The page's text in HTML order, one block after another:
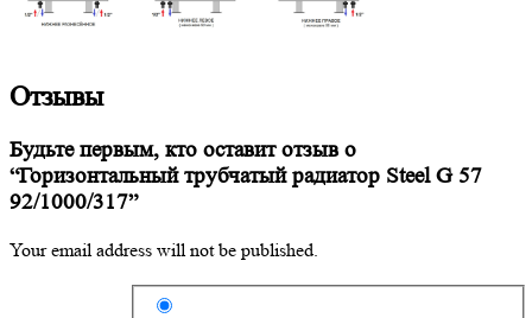
Отзывы
Будьте первым, кто оставит отзыв о
“Горизонтальный трубчатый радиатор Steel G 57
92/1000/317”
Your email address will not be published.